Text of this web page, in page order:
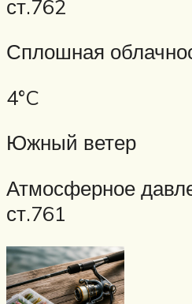
ст.762
Сплошная
4°C
Южный ветер
Атмосферное
ст.761